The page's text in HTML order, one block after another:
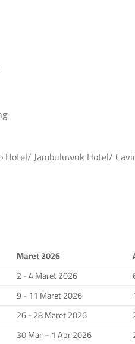
Hotel/ Jambuluwuk Hotel/
Maret 2026
2 - 4 Maret 2026
9 - 11 Maret 2026
26 - 28 Maret 2026
30 Mar – 1 Apr 2026